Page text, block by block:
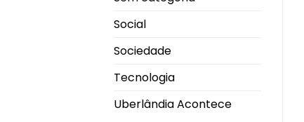
Social
Sociedade
Tecnologia
Uberlândia Acontece